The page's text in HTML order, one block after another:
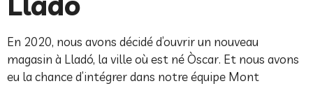
En 2020, nous avons décidé d’ouvrir un nouveau
magasin à Lladó, la ville où est né Òscar. Et nous avons
eu la chance d’intégrer dans notre équipe Mont